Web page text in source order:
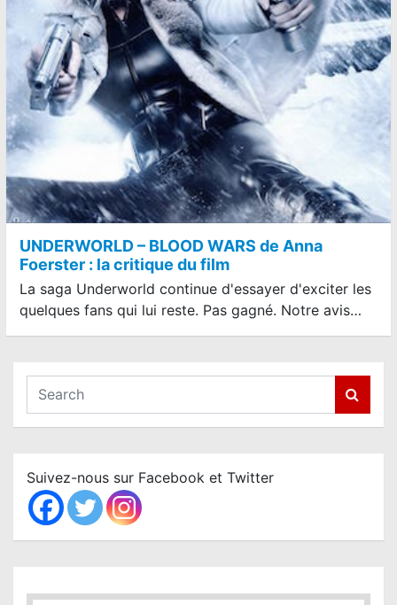
UNDERWORLD – BLOOD WARS de Anna
Foerster : la critique du film
La saga Underworld continue d'essayer d'exciter les
quelques fans qui lui reste. Pas gagné. Notre avis…
a
c
h
Suivez-nous sur Facebook et Twitter